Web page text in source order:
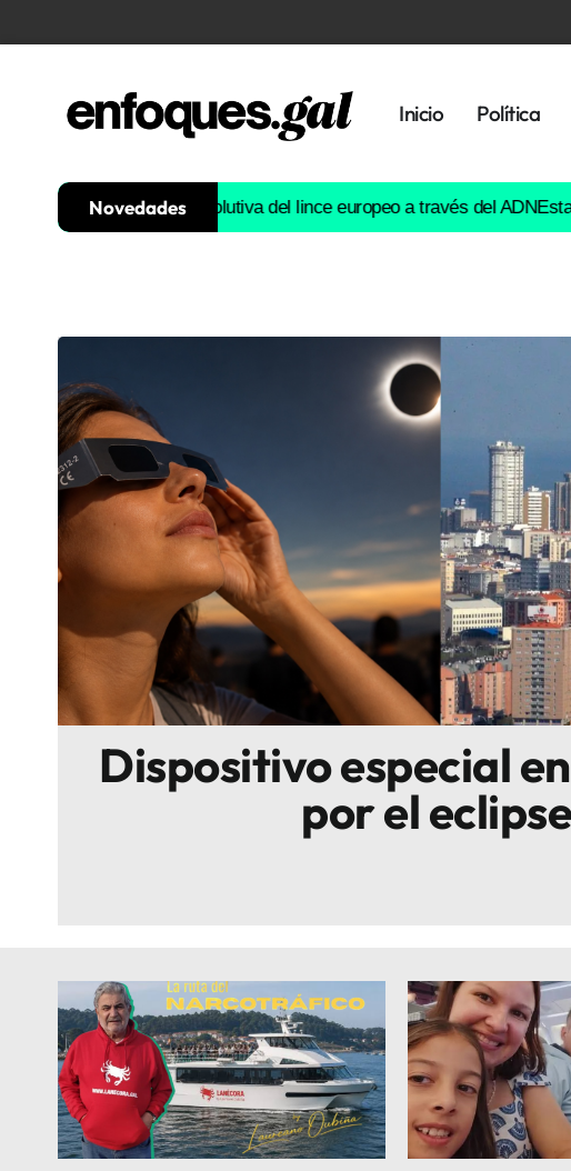
Inicio Política
Histórica
Gastronomía
Escenarios
Novedades
la historia evolutiva del lince europeo a través del ADN Estas son
Dispositivo especial
por el eclipse